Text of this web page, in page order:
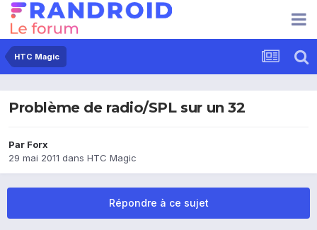
HTC Magic
Problème de radio/SPL sur un 32
Par Forx
29 mai 2011 dans HTC Magic
Répondre à ce sujet